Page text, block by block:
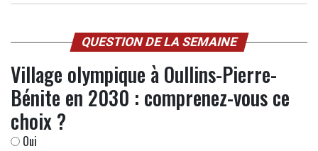
QUESTION DE LA SEMAINE
Village olympique à Oullins-Pierre-
Bénite en 2030 : comprenez-vous ce
choix ?
Oui